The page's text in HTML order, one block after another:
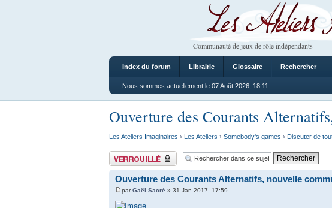
Les Ateliers
Communauté de jeux de rôle indépendants
Index du forum Librairie Glossaire Rechercher
Nous sommes actuellement le 07 Août 2026, 18:11
Ouverture des Courants
Les Ateliers Imaginaires › Les Ateliers › Somebody's games › Discuter de
Sujet verrouillé
Ouverture des Courants Alternatifs, nouvelle
parGaël Sacré » 31 Jan 2017, 17:59